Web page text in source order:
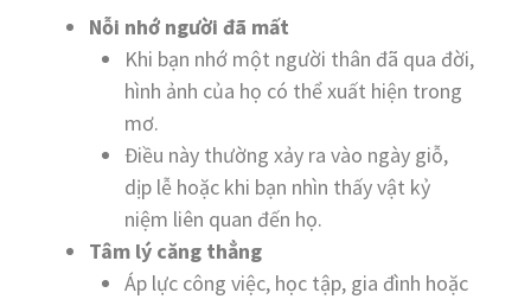
Nỗi nhớ người đã mất
Khi bạn nhớ một người thân đã qua đời,
hình ảnh của họ có thể xuất hiện trong
mơ.
Điều này thường xảy ra vào ngày giỗ,
dịp lễ hoặc khi bạn nhìn thấy vật kỷ
niệm liên quan đến họ.
Tâm lý căng thẳng
Áp lực công việc, học tập, gia đình hoặc